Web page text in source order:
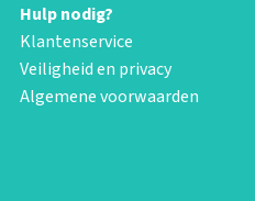
Hulp nodig?
Klantenservice
Veiligheid en privacy
Algemene voorwaarden